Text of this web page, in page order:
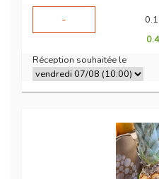
-
0.1
Réception souhaitée le